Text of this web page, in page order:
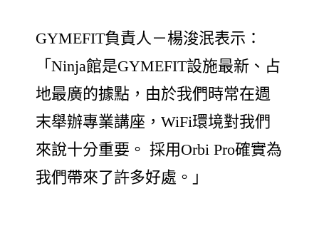
GYMEFIT負責人－楊浚泯表示：
「Ninja館是GYMEFIT設施最新、占
地最廣的據點，由於我們時常在週
末舉辦專業講座，WiFi環境對我們
來說十分重要。 採用Orbi Pro確實為
我們帶來了許多好處。」